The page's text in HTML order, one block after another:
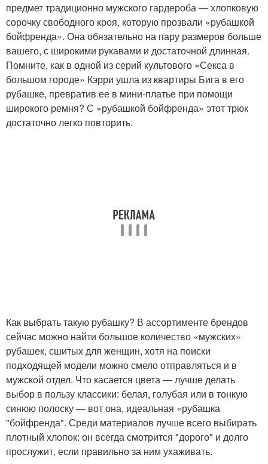
предмет традиционно мужского гардероба — хлопковую
сорочку свободного кроя, которую прозвали «рубашкой
бойфренда». Она обязательно на пару размеров больше
вашего, с широкими рукавами и достаточной длинная.
Помните, как в одной из серий культового «Секса в
большом городе» Кэрри ушла из квартиры Бига в его
рубашке, превратив ее в мини-платье при помощи
широкого ремня? С «рубашкой бойфренда» этот трюк
достаточно легко повторить.
Как выбрать такую рубашку? В ассортименте брендов
сейчас можно найти большое количество «мужских»
рубашек, сшитых для женщин, хотя на поиски
подходящей модели можно смело отправляться и в
мужской отдел. Что касается цвета — лучше делать
выбор в пользу классики: белая, голубая или в тонкую
синюю полоску — вот она, идеальная «рубашка
"бойфренда". Среди материалов лучше всего выбирать
плотный хлопок: он всегда смотрится "дорого" и долго
прослужит, если правильно за ним ухаживать.